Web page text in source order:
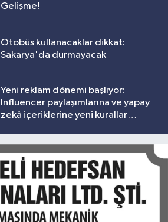
Gelişme!
Otobüs kullanacaklar dikkat:
Sakarya'da durmayacak
Yeni reklam dönemi başlıyor:
Influencer paylaşımlarına ve yapay
zekâ içeriklerine yeni kurallar